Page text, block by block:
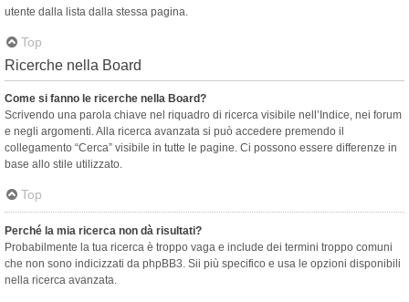
utente dalla lista dalla stessa pagina.
Top
Ricerche nella Board
Come si fanno le ricerche nella Board?
Scrivendo una parola chiave nel riquadro di ricerca visibile nell’Indice, nei forum
e negli argomenti. Alla ricerca avanzata si può accedere premendo il
collegamento “Cerca” visibile in tutte le pagine. Ci possono essere differenze in
base allo stile utilizzato.
Top
Perché la mia ricerca non dà risultati?
Probabilmente la tua ricerca è troppo vaga e include dei termini troppo comuni
che non sono indicizzati da phpBB3. Sii più specifico e usa le opzioni disponibili
nella ricerca avanzata.